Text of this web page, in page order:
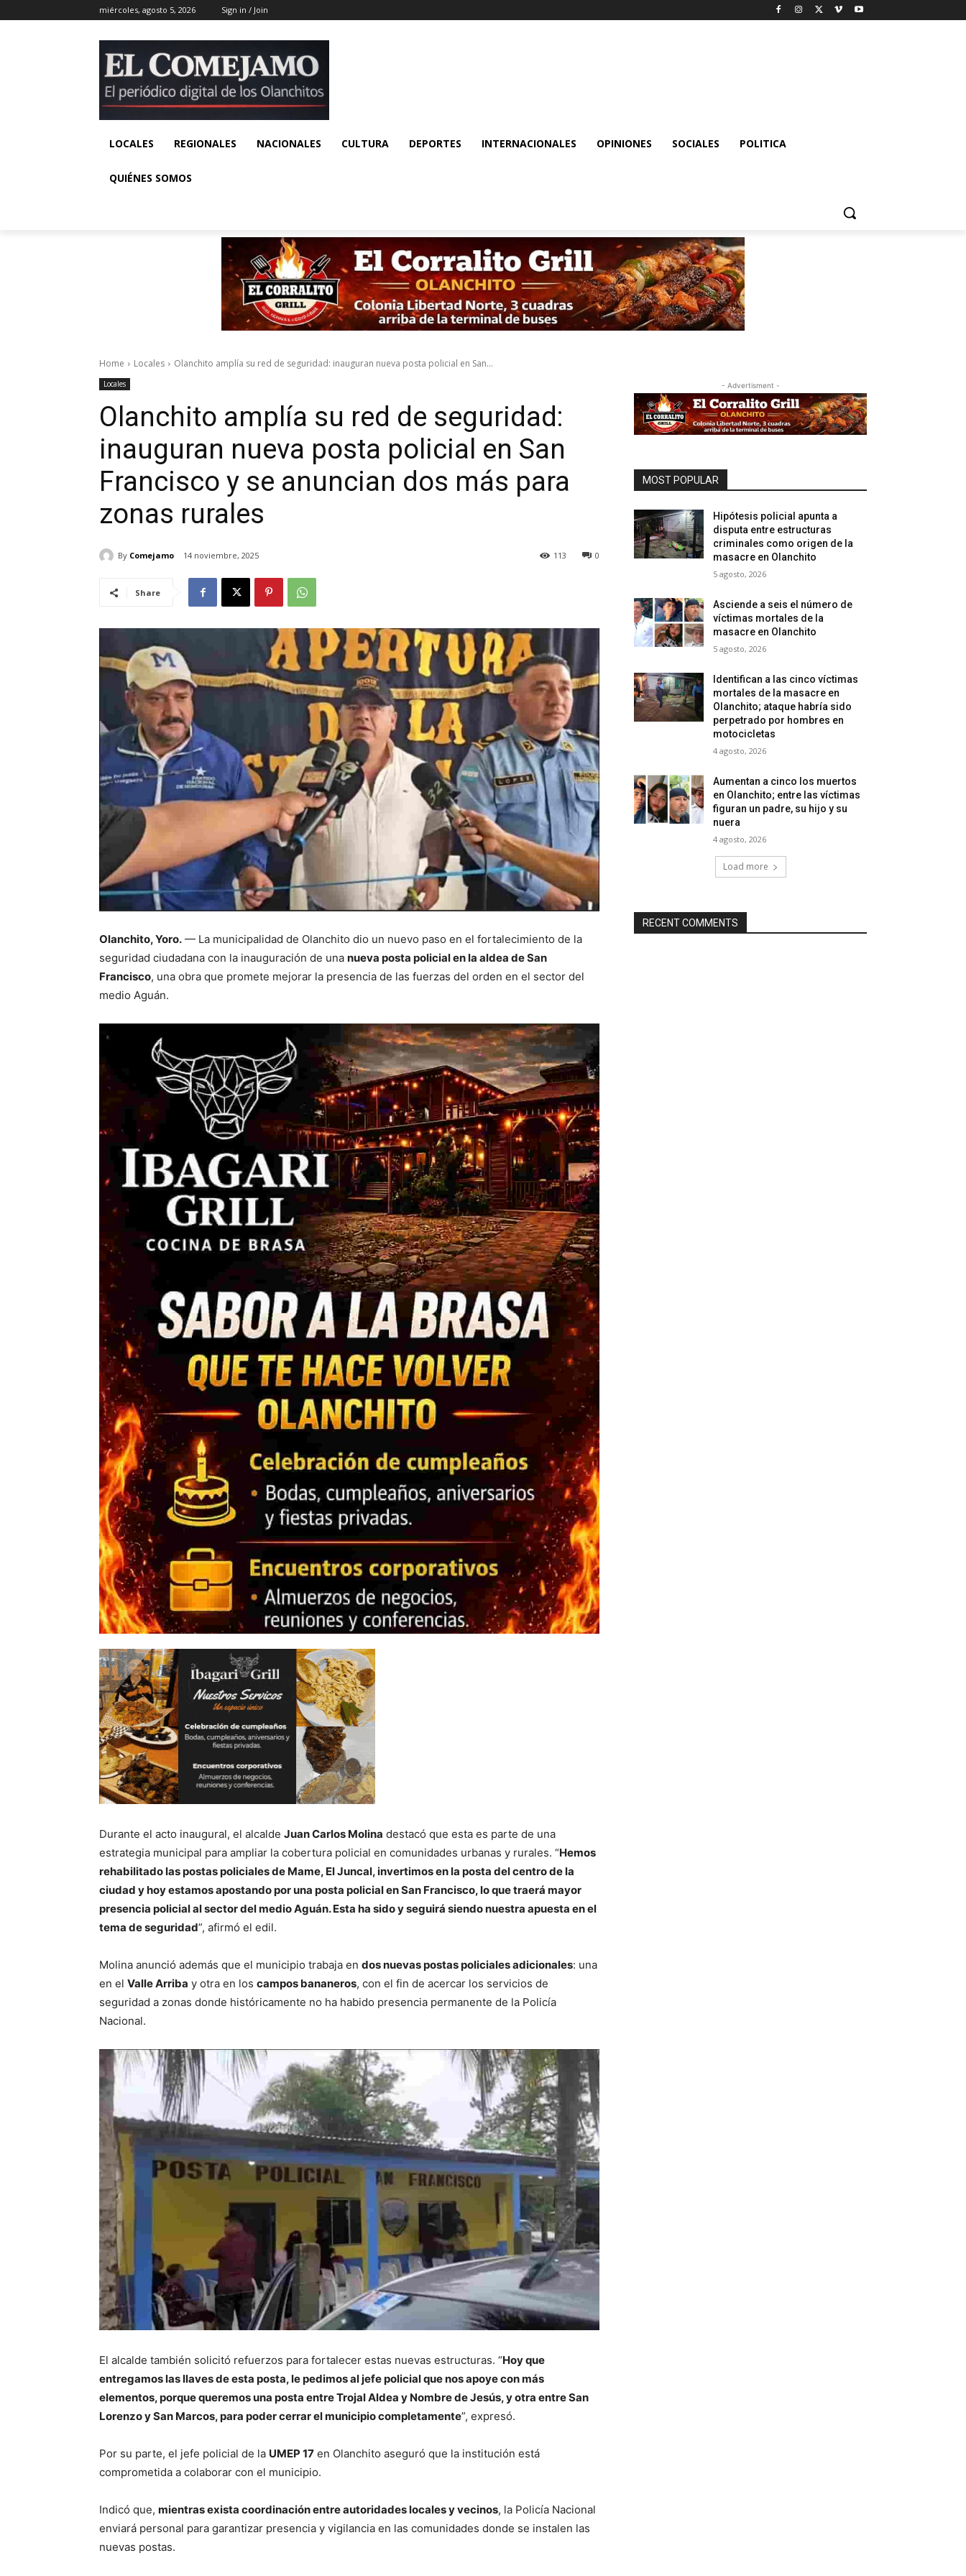
miércoles, agosto 5, 2026 Sign in / Join
LOCALES REGIONALES NACIONALES CULTURA DEPORTES INTERNACIONALES OPINIONES SOCIALES POLITICA
QUIÉNES SOMOS
Home Locales Olanchito amplía su red de seguridad: inauguran nueva posta policial en San...
Locales
Olanchito amplía su red de seguridad:
inauguran nueva posta policial en San
Francisco y se anuncian dos más para
zonas rurales
By Comejamo 14 noviembre, 2025 0
113
Share
Olanchito, Yoro. — La municipalidad de Olanchito dio un nuevo paso en el fortalecimiento de la
seguridad ciudadana con la inauguración de una nueva posta policial en la aldea de San
Francisco, una obra que promete mejorar la presencia de las fuerzas del orden en el sector del
medio Aguán.
Durante el acto inaugural, el alcalde Juan Carlos Molina destacó que esta es parte de una
estrategia municipal para ampliar la cobertura policial en comunidades urbanas y rurales. “Hemos
rehabilitado las postas policiales de Mame, El Juncal, invertimos en la posta del centro de la
ciudad y hoy estamos apostando por una posta policial en San Francisco, lo que traerá mayor
presencia policial al sector del medio Aguán. Esta ha sido y seguirá siendo nuestra apuesta en el
tema de seguridad”, afirmó el edil.
Molina anunció además que el municipio trabaja en dos nuevas postas policiales adicionales: una
en el Valle Arriba y otra en los campos bananeros, con el fin de acercar los servicios de
seguridad a zonas donde históricamente no ha habido presencia permanente de la Policía
Nacional.
El alcalde también solicitó refuerzos para fortalecer estas nuevas estructuras. “Hoy que
entregamos las llaves de esta posta, le pedimos al jefe policial que nos apoye con más
elementos, porque queremos una posta entre Trojal Aldea y Nombre de Jesús, y otra entre San
Lorenzo y San Marcos, para poder cerrar el municipio completamente”, expresó.
Por su parte, el jefe policial de la UMEP 17 en Olanchito aseguró que la institución está
comprometida a colaborar con el municipio.
Indicó que, mientras exista coordinación entre autoridades locales y vecinos, la Policía Nacional
enviará personal para garantizar presencia y vigilancia en las comunidades donde se instalen las
nuevas postas.
- Advertisment -
MOST POPULAR
Hipótesis policial apunta a
disputa entre estructuras
criminales como origen de la
masacre en Olanchito
5 agosto, 2026
Asciende a seis el número de
víctimas mortales de la
masacre en Olanchito
5 agosto, 2026
Identifican a las cinco víctimas
mortales de la masacre en
Olanchito; ataque habría sido
perpetrado por hombres en
motocicletas
4 agosto, 2026
Aumentan a cinco los muertos
en Olanchito; entre las víctimas
figuran un padre, su hijo y su
nuera
4 agosto, 2026
Load more
RECENT COMMENTS